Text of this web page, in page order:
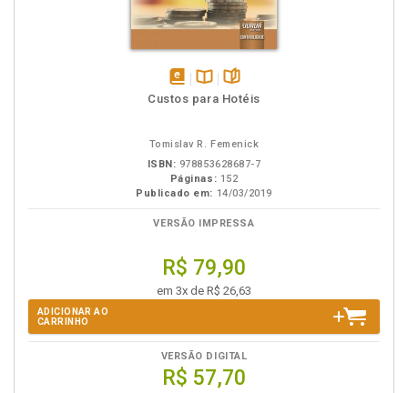
disponívelDisponível
páginas
Custos para Hotéis
Tomislav R. Femenick
ISBN: 978853628687-7
Páginas: 152
Publicado em: 14/03/2019
VERSÃO IMPRESSA
R$ 79,90
em 3x de R$ 26,63
ADICIONAR AO
CARRINHO
VERSÃO DIGITAL
R$ 57,70